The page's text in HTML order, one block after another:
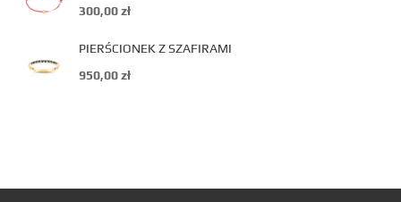
300,00zł
PIERŚCIONEK Z SZAFIRAMI
950,00zł